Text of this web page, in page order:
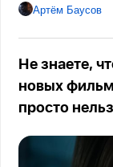
Артём Баусов
Не знаете,
новых
просто